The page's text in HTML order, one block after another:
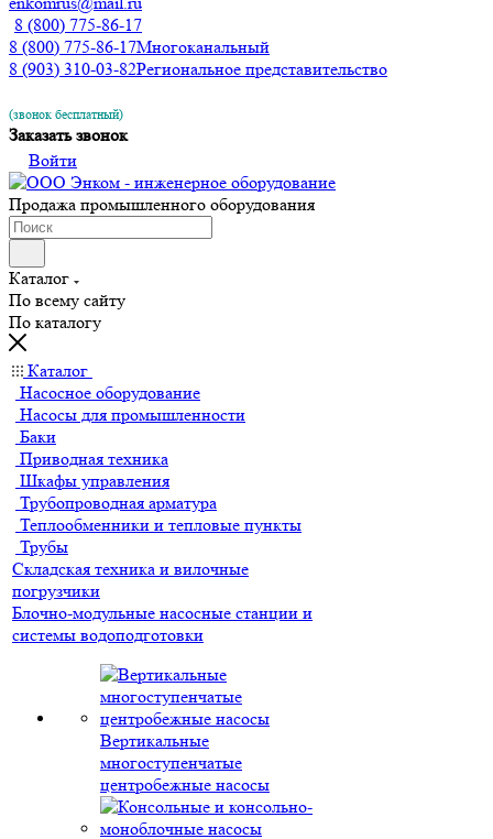
8 (800) 775-86-17
8 (800) 775-86-17Многоканальный
8 (903) 310-03-82Региональное представительство
(звонок бесплатный)
Заказать звонок
Войти
Продажа промышленного оборудования
Каталог
По всему сайту
По каталогу
Каталог
Насосное оборудование
Насосы для промышленности
Баки
Приводная техника
Шкафы управления
Трубопроводная арматура
Теплообменники и тепловые пункты
Трубы
Складская техника и вилочные
погрузчики
Блочно-модульные насосные станции и
системы водоподготовки
Вертикальные
многоступенчатые
центробежные насосы